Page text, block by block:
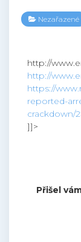
Nezařazené
http://
http://
https://
reported-
crackdown/
]]>
Přišel